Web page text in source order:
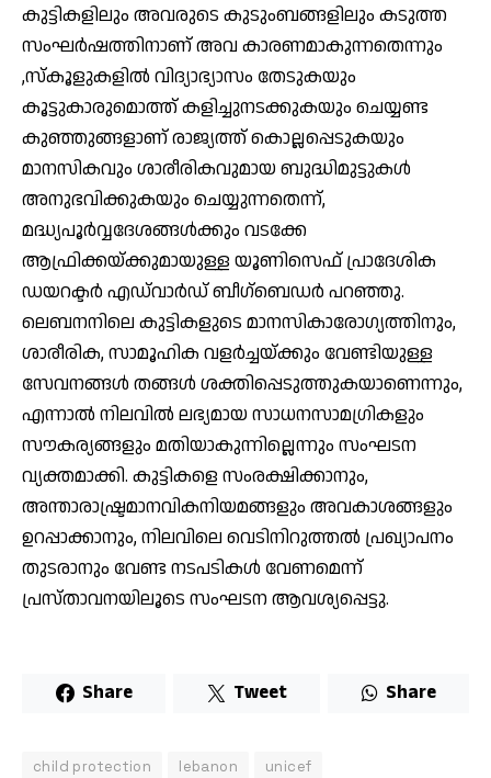
കുട്ടികളിലും അവരുടെ കുടുംബങ്ങളിലും കടുത്ത
സംഘർഷത്തിനാണ് അവ കാരണമാകുന്നതെന്നും
,സ്‌കൂളുകളിൽ വിദ്യാഭ്യാസം തേടുകയും
കൂട്ടുകാരുമൊത്ത് കളിച്ചുനടക്കുകയും ചെയ്യണ്ട
കുഞ്ഞുങ്ങളാണ് രാജ്യത്ത് കൊല്ലപ്പെടുകയും
മാനസികവും ശാരീരികവുമായ ബുദ്ധിമുട്ടുകൾ
അനുഭവിക്കുകയും ചെയ്യുന്നതെന്ന്,
മദ്ധ്യപൂർവ്വദേശങ്ങൾക്കും വടക്കേ
ആഫ്രിക്കയ്ക്കുമായുള്ള യൂണിസെഫ് പ്രാദേശിക
ഡയറക്ടർ എഡ്‌വാർഡ് ബീഗ്ബെഡർ പറഞ്ഞു.
ലെബനനിലെ കുട്ടികളുടെ മാനസികാരോഗ്യത്തിനും,
ശാരീരിക, സാമൂഹിക വളർച്ചയ്ക്കും വേണ്ടിയുള്ള
സേവനങ്ങൾ തങ്ങൾ ശക്തിപ്പെടുത്തുകയാണെന്നും,
എന്നാൽ നിലവിൽ ലഭ്യമായ സാധനസാമഗ്രികളും
സൗകര്യങ്ങളും മതിയാകുന്നില്ലെന്നും സംഘടന
വ്യക്തമാക്കി. കുട്ടികളെ സംരക്ഷിക്കാനും,
അന്താരാഷ്ട്രമാനവികനിയമങ്ങളും അവകാശങ്ങളും
ഉറപ്പാക്കാനും, നിലവിലെ വെടിനിറുത്തൽ പ്രഖ്യാപനം
തുടരാനും വേണ്ട നടപടികൾ വേണമെന്ന്
പ്രസ്താവനയിലൂടെ സംഘടന ആവശ്യപ്പെട്ടു.
Share Tweet Share
child protection lebanon unicef